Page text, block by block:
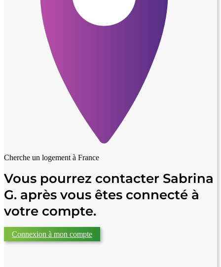
Cherche un logement à France
Vous pourrez contacter Sabrina
G. après vous êtes connecté à
votre compte.
Connexion à mon compte